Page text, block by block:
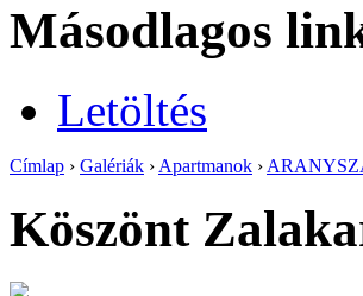
Másodlagos
Letöltés
Címlap › Galériák › Apartmanok ›
Köszönt